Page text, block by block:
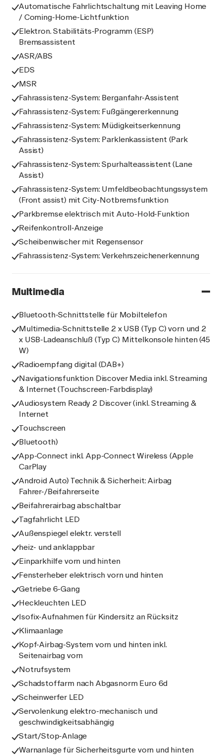
Automatische Fahrlichtschaltung mit Leaving Home
/ Coming-Home-Lichtfunktion
Elektron. Stabilitäts-Programm (ESP)
Bremsassistent
ASR/ABS
EDS
MSR
Fahrassistenz-System: Berganfahr-Assistent
Fahrassistenz-System: Fußgängererkennung
Fahrassistenz-System: Müdigkeitserkennung
Fahrassistenz-System: Parklenkassistent (Park
Assist)
Fahrassistenz-System: Spurhalteassistent (Lane
Assist)
Fahrassistenz-System: Umfeldbeobachtungssystem
(Front assist) mit City-Notbremsfunktion
Parkbremse elektrisch mit Auto-Hold-Funktion
Reifenkontroll-Anzeige
Scheibenwischer mit Regensensor
Fahrassistenz-System: Verkehrszeichenerkennung
Multimedia
Bluetooth-Schnittstelle für Mobiltelefon
Multimedia-Schnittstelle 2 x USB (Typ C) vorn und 2
x USB-Ladeanschluß (Typ C) Mittelkonsole hinten (45
W)
Radioempfang digital (DAB+)
Navigationsfunktion Discover Media inkl. Streaming
& Internet (Touchscreen-Farbdisplay)
Audiosystem Ready 2 Discover (inkl. Streaming &
Internet
Touchscreen
Bluetooth)
App-Connect inkl. App-Connect Wireless (Apple
CarPlay
Android Auto) Technik & Sicherheit: Airbag
Fahrer-/Beifahrerseite
Beifahrerairbag abschaltbar
Tagfahrlicht LED
Außenspiegel elektr. verstell
heiz- und anklappbar
Einparkhilfe vorn und hinten
Fensterheber elektrisch vorn und hinten
Getriebe 6-Gang
Heckleuchten LED
Isofix-Aufnahmen für Kindersitz an Rücksitz
Klimaanlage
Kopf-Airbag-System vorn und hinten inkl.
Seitenairbag vorn
Notrufsystem
Schadstoffarm nach Abgasnorm Euro 6d
Scheinwerfer LED
Servolenkung elektro-mechanisch und
geschwindigkeitsabhängig
Start/Stop-Anlage
Warnanlage für Sicherheitsgurte vorn und hinten